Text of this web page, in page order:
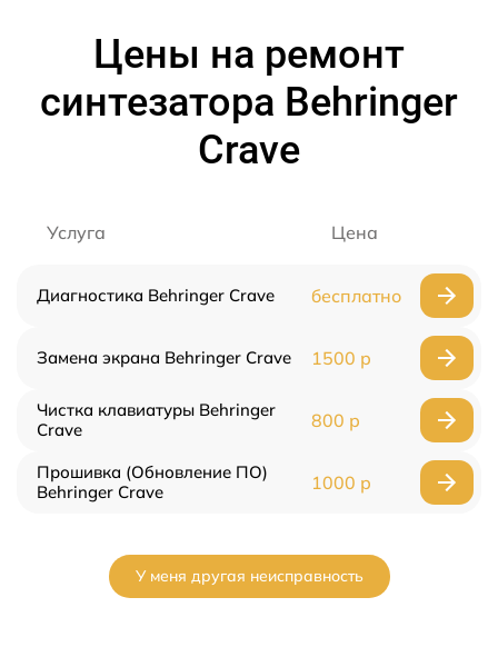
Цены на ремонт
синтезатора Behringer
Crave
Услуга Цена
Диагностика Behringer Crave бесплатно
Замена экрана Behringer Crave 1500 р
Чистка клавиатуры Behringer
Crave
800 р
Прошивка (Обновление ПО)
Behringer Crave
1000 р
У меня другая неисправность